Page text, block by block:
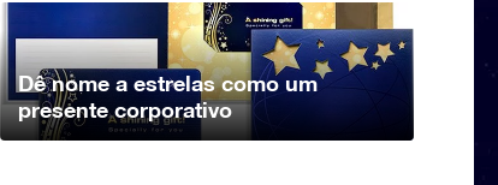
Dê nome a estrelas como um
presente corporativo